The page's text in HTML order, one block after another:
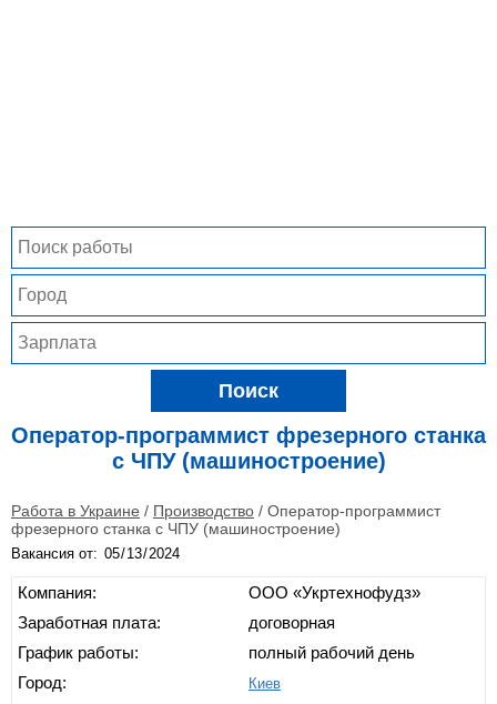
Поиск
Оператор-программист фрезерного станка
с ЧПУ (машиностроение)
Работа в Украине / Производство / Оператор-программист
фрезерного станка с ЧПУ (машиностроение)
Вакансия от:
Компания:
Заработная плата:
График работы:
Город:
ООО «Укртехнофудз»
договорная
полный рабочий день
Киев